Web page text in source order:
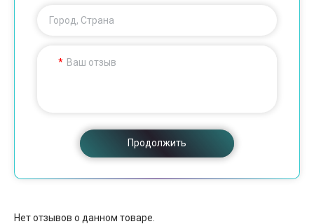
Город, Страна
Ваш отзыв
Продолжить
Нет отзывов о данном товаре.